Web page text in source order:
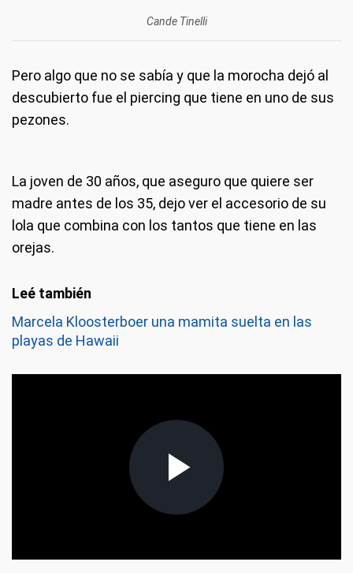
Cande Tinelli
Pero algo que no se sabía y que la morocha dejó al
descubierto fue el piercing que tiene en uno de sus
pezones.
La joven de 30 años, que aseguro que quiere ser
madre antes de los 35, dejo ver el accesorio de su
lola que combina con los tantos que tiene en las
orejas.
Marcela Kloosterboer una mamita suelta en las
playas de Hawaii